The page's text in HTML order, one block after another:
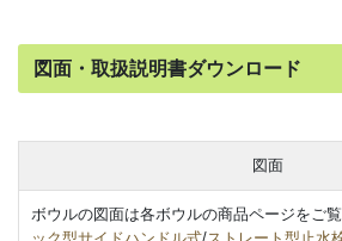
図面・取扱説明書ダウンロード
図面
ボウルの図面は各ボウルの商品ページをご